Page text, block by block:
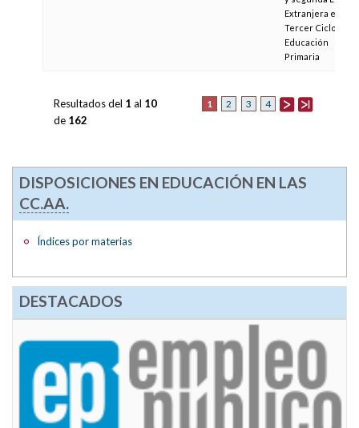
Extranjera en el
Tercer Ciclo de
Educación
Primaria
1 2 3 4
Resultados del 1 al 10
de 162
DISPOSICIONES EN EDUCACIÓN EN LAS
CC.AA.
Índices por materias
DESTACADOS